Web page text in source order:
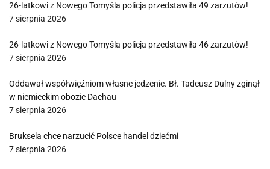
26-latkowi z Nowego Tomyśla policja przedstawiła 49 zarzutów!
7 sierpnia 2026
26-latkowi z Nowego Tomyśla policja przedstawiła 46 zarzutów!
7 sierpnia 2026
Oddawał współwięźniom własne jedzenie. Bł. Tadeusz Dulny zginął
w niemieckim obozie Dachau
7 sierpnia 2026
Bruksela chce narzucić Polsce handel dziećmi
7 sierpnia 2026